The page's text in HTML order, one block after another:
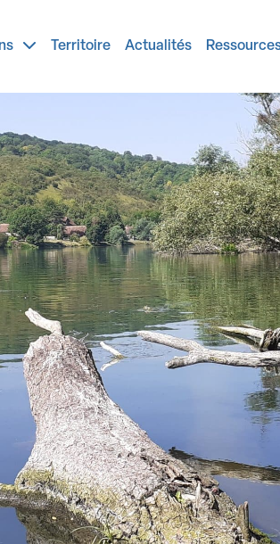
Territoire Actualités
légales